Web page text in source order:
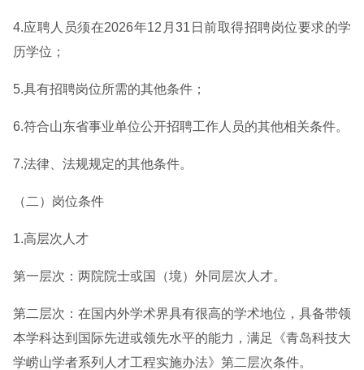
4.应聘人员须在2026年12月31日前取得招聘岗位要求的学
历学位；
5.具有招聘岗位所需的其他条件；
6.符合山东省事业单位公开招聘工作人员的其他相关条件。
7.法律、法规规定的其他条件。
（二）岗位条件
1.高层次人才
第一层次：两院院士或国（境）外同层次人才。
第二层次：在国内外学术界具有很高的学术地位，具备带领
本学科达到国际先进或领先水平的能力，满足《青岛科技大
学崂山学者系列人才工程实施办法》第二层次条件。